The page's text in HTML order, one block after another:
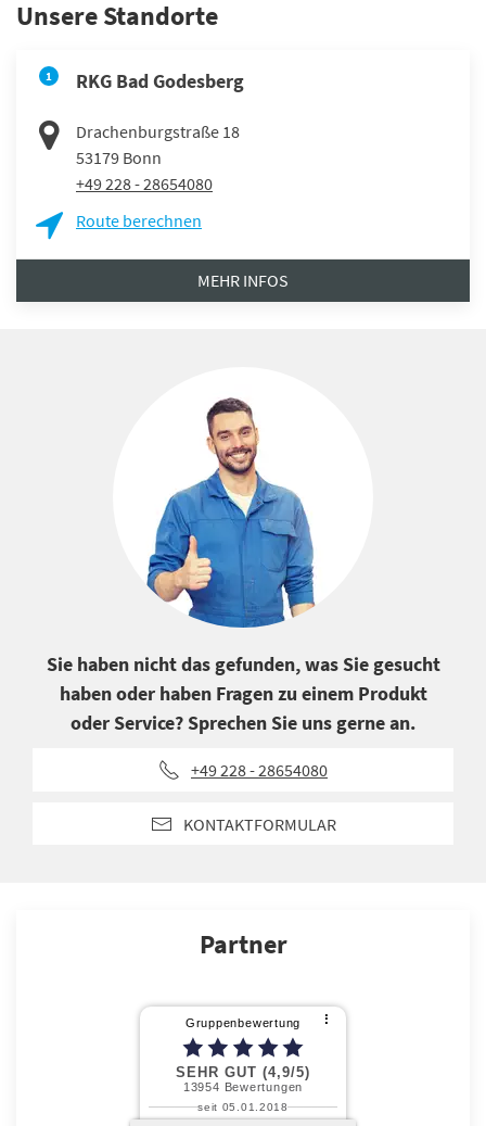
Unsere Standorte
1 RKG Bad Godesberg
Drachenburgstraße 18
53179 Bonn
+49 228 - 28654080
Route berechnen
MEHR INFOS
Sie haben nicht das gefunden, was Sie gesucht
haben oder haben Fragen zu einem Produkt
oder Service? Sprechen Sie uns gerne an.
+49 228 - 28654080
KONTAKTFORMULAR
Partner